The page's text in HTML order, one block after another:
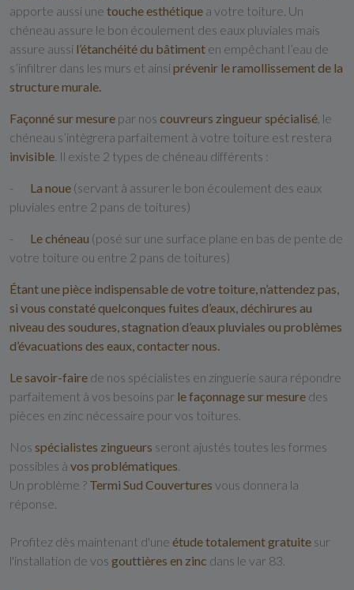
apporte aussi une touche esthétique a votre toiture. Un
chéneau assure le bon écoulement des eaux pluviales mais
assure aussi l’étanchéité du bâtiment en empêchant l’eau de
s’infiltrer dans les murs et ainsiprévenir le ramollissement de la
structure murale.
Façonné sur mesure par nos couvreurs zingueur spécialisé , le
chéneau s’intègrera parfaitement à votre toiture est restera
invisible . Il existe 2 types de chéneau différents :
- La noue (servant à assurer le bon écoulement des eaux
pluviales entre 2 pans de toitures)
- Le chéneau (posé sur une surface plane en bas de pente de
votre toiture ou entre 2 pans de toitures)
Étant unepièce indispensablede votre toiture, n’attendez pas,
si vous constaté quelconques fuites d’eaux,déchirures au
niveau des soudures,stagnation d’eaux pluviales ou problèmes
d’évacuations des eaux, contacter nous.
Le savoir-faire de nos spécialistes en zinguerie saura répondre
parfaitement à vos besoins par le façonnage sur mesure des
pièces en zinc nécessaire pour vos toitures.
Nos spécialistes zingueurs seront ajustés toutes les formes
possibles à vos problématiques
Un problème ? Termi Sud Couvertures vous donnera la
réponse.
Profitez dès maintenant d'une étude totalement gratuite sur
l'installation de vos gouttières en zinc dans le var 83.